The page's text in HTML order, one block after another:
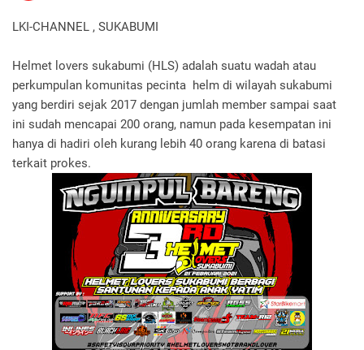
LKI-CHANNEL , SUKABUMI
Helmet lovers sukabumi (HLS) adalah suatu wadah atau
perkumpulan komunitas pecinta helm di wilayah sukabumi
yang berdiri sejak 2017 dengan jumlah member sampai saat
ini sudah mencapai 200 orang, namun pada kesempatan ini
hanya di hadiri oleh kurang lebih 40 orang karena di batasi
terkait prokes.